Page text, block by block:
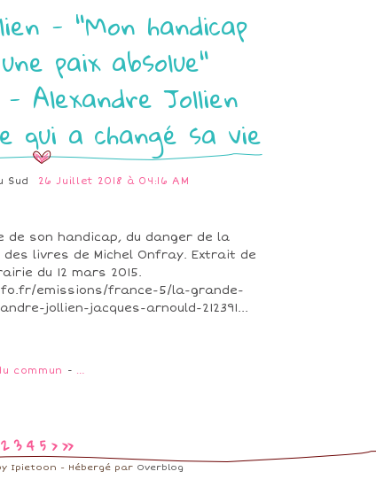
- "Mon handicap
paix absolue"
Jollien
qui a changé sa vie
Sud 26 Juillet 2018 à 04:16 AM
de son handicap, du danger de la
livres de Michel Onfray. Extrait de
du 12 mars 2015.
emissions/france-5/la-grande-
jollien-jacques-arnould-212391...
commun - …
2 3 4 5 > >>
Ipietoon - Hébergé par Overblog